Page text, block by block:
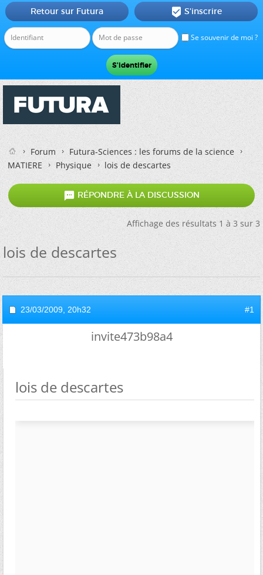
Se souvenir de moi ?
Retour sur Futura  S'inscrire
Forum
Futura-Sciences : les forums de la science
MATIERE
Physique lois de descartes
 RÉPONDRE À LA DISCUSSION
Affichage des résultats 1 à 3 sur 3
lois de descartes
23/03/2009, 20h32 #1
invite473b98a4
lois de descartes